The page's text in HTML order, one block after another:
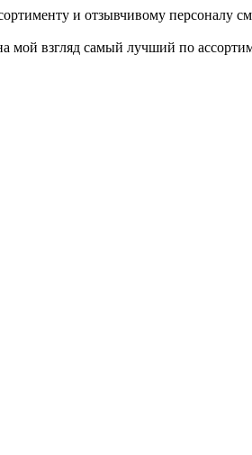
и отзывчивому персоналу
взгляд самый лучший по